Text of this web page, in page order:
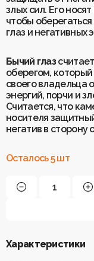
Для клиентов
Оплата
Гарантия и
Услуги по
Обучение
и бизнес с
Рекомендации
Отзывы
Контакты
ИП
злых сил. Его
чтобы
глаз и негативных
Бычий глаз
оберегом,
своего владельца
энергий, порчи и
Считается, что
носителя
негатив в сторону
Осталось 5 шт
Характеристики